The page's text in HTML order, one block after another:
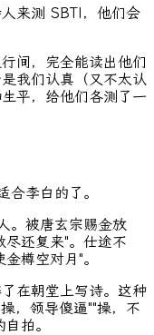
来测 SBTI，他们会
间，完全能读出他们
我们认真（又不太认
平，给他们各测了一
李白的了。
。被唐玄宗赐金放
尽还复来"。仕途不
樽空对月"。
在朝堂上写诗。这种
，领导傻逼""操，不
拍。